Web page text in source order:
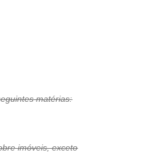
matérias:
imóveis, exceto